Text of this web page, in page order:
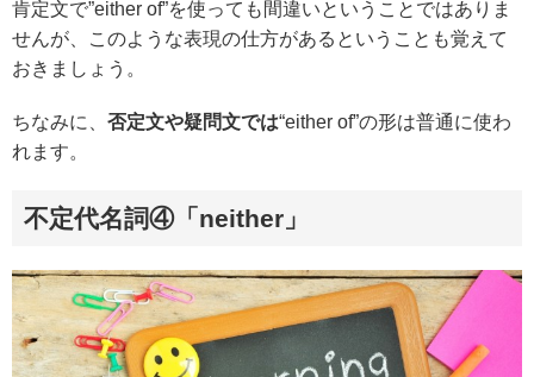
肯定文で”either of”を使っても間違いということではありま
せんが、このような表現の仕方があるということも覚えて
おきましょう。
ちなみに、 否定文や疑問文では“either of”の形は普通に使わ
れます。
不定代名詞④「neither」